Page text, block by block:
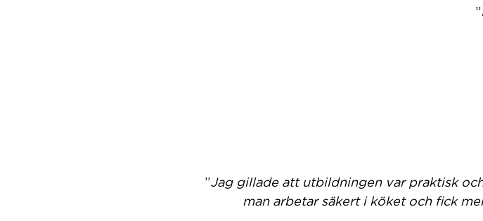
”
”Jag gillade att utbildningen var praktisk
man arbetar säkert i köket och fick